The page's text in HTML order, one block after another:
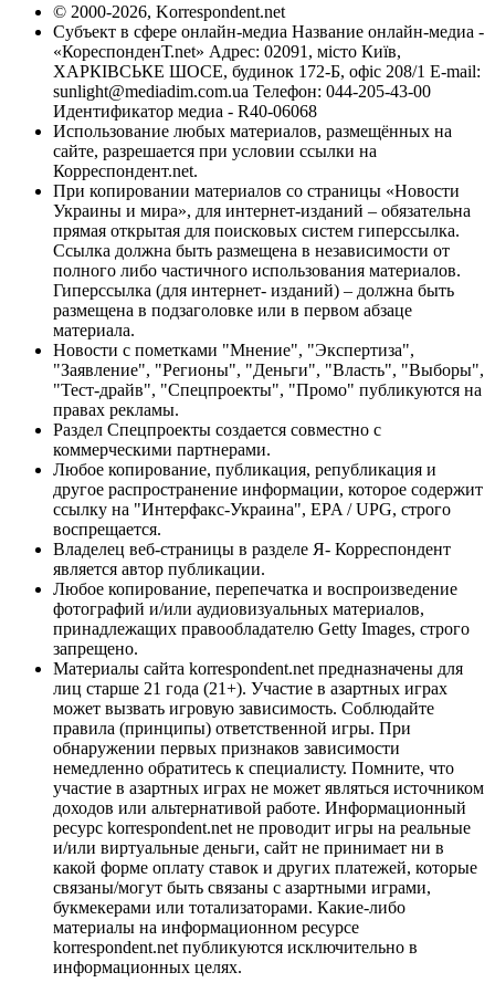
© 2000-2026, Korrespondent.net
Субъект в сфере онлайн-медиа Название онлайн-медиа -
«КореспонденТ.net» Адрес: 02091, місто Київ,
ХАРКІВСЬКЕ ШОСЕ, будинок 172-Б, офіс 208/1 E-mail:
sunlight@mediadim.com.ua Телефон: 044-205-43-00
Идентификатор медиа - R40-06068
Использование любых материалов, размещённых на
сайте, разрешается при условии ссылки на
Корреспондент.net.
При копировании материалов со страницы «Новости
Украины и мира», для интернет-изданий – обязательна
прямая открытая для поисковых систем гиперссылка.
Ссылка должна быть размещена в независимости от
полного либо частичного использования материалов.
Гиперссылка (для интернет- изданий) – должна быть
размещена в подзаголовке или в первом абзаце
материала.
Новости с пометками "Мнение", "Экспертиза",
"Заявление", "Регионы", "Деньги", "Власть", "Выборы",
"Тест-драйв", "Спецпроекты", "Промо" публикуются на
правах рекламы.
Раздел Спецпроекты создается совместно с
коммерческими партнерами.
Любое копирование, публикация, републикация и
другое распространение информации, которое содержит
ссылку на "Интерфакс-Украина", EPA / UPG, строго
воспрещается.
Владелец веб-страницы в разделе Я- Корреспондент
является автор публикации.
Любое копирование, перепечатка и воспроизведение
фотографий и/или аудиовизуальных материалов,
принадлежащих правообладателю Getty Images, строго
запрещено.
Материалы сайта korrespondent.net предназначены для
лиц старше 21 года (21+). Участие в азартных играх
может вызвать игровую зависимость. Соблюдайте
правила (принципы) ответственной игры. При
обнаружении первых признаков зависимости
немедленно обратитесь к специалисту. Помните, что
участие в азартных играх не может являться источником
доходов или альтернативой работе. Информационный
ресурс korrespondent.net не проводит игры на реальные
и/или виртуальные деньги, сайт не принимает ни в
какой форме оплату ставок и других платежей, которые
связаны/могут быть связаны с азартными играми,
букмекерами или тотализаторами. Какие-либо
материалы на информационном ресурсе
korrespondent.net публикуются исключительно в
информационных целях.